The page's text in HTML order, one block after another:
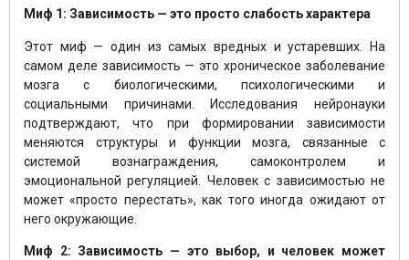
Миф 1: Зависимость — это просто слабость характера
Этот миф — один из самых вредных и устаревших. На
самом деле зависимость — это хроническое заболевание
мозга с биологическими, психологическими и
социальными причинами. Исследования нейронауки
подтверждают, что при формировании зависимости
меняются структуры и функции мозга, связанные с
системой вознаграждения, самоконтролем и
эмоциональной регуляцией. Человек с зависимостью не
может «просто перестать», как того иногда ожидают от
него окружающие.
Миф 2: Зависимость — это выбор, и человек может